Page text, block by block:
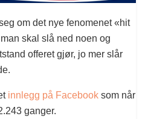
om det nye fenomenet «hit
skal slå ned noen og
offeret gjør, jo mer slår
innlegg på Facebook som når
ganger.